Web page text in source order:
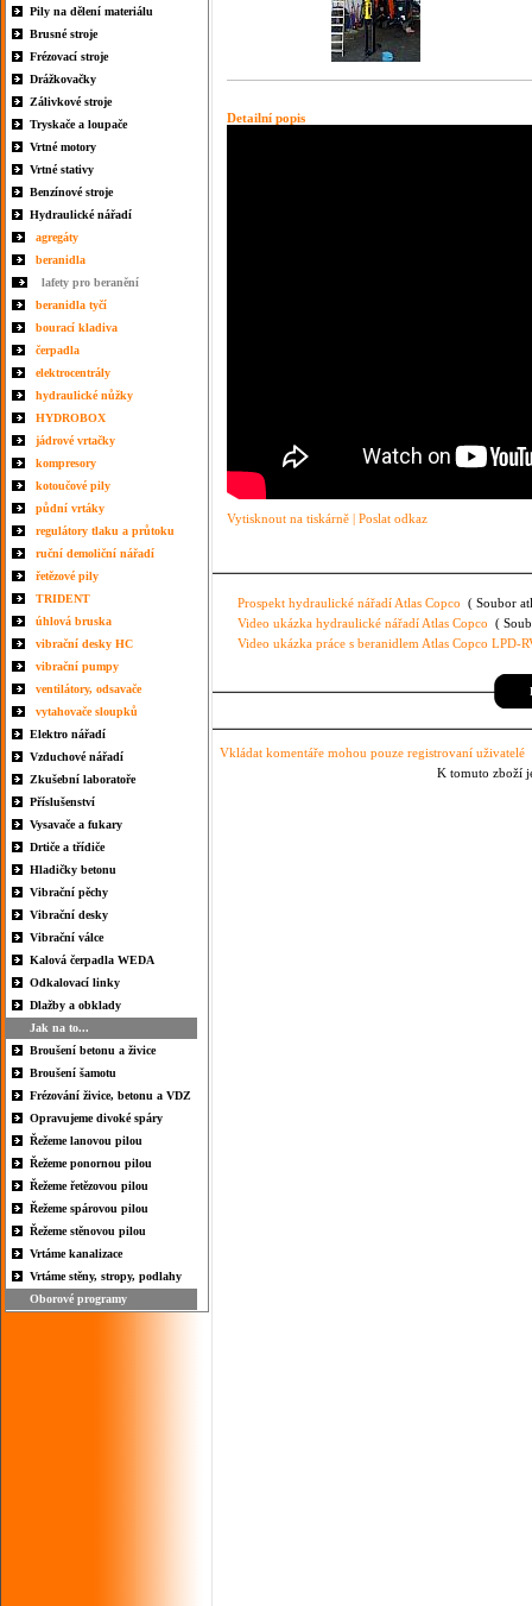
Pily na dělení materiálu
Brusné stroje
Frézovací stroje
Drážkovačky
Zálivkové stroje
Tryskače a loupače
Vrtné motory
Vrtné stativy
Benzínové stroje
Hydraulické nářadí
agregáty
beranidla
lafety pro beranění
beranidla tyčí
bourací kladiva
čerpadla
elektrocentrály
hydraulické nůžky
HYDROBOX
jádrové vrtačky
kompresory
kotoučové pily
půdní vrtáky
regulátory tlaku a průtoku
ruční demoliční nářadí
řetězové pily
TRIDENT
úhlová bruska
vibrační desky HC
vibrační pumpy
ventilátory, odsavače
vytahovače sloupků
Elektro nářadí
Vzduchové nářadí
Zkušební laboratoře
Příslušenství
Vysavače a fukary
Drtiče a třídiče
Hladičky betonu
Vibrační pěchy
Vibrační desky
Vibrační válce
Kalová čerpadla WEDA
Odkalovací linky
Dlažby a obklady
Jak na to...
Broušení betonu a živice
Broušení šamotu
Frézování živice, betonu a VDZ
Opravujeme divoké spáry
Řežeme lanovou pilou
Řežeme ponornou pilou
Řežeme řetězovou pilou
Řežeme spárovou pilou
Řežeme stěnovou pilou
Vrtáme kanalizace
Vrtáme stěny, stropy, podlahy
Oborové programy
Detailní popis
Vytisknout na tiskárně | Poslat odkaz
Prospekt hydraulické nářadí Atlas Copco ( Soubor
Video ukázka hydraulické nářadí Atlas Copco (
Video ukázka práce s beranidlem Atlas Copco LPD-
Vkládat komentáře mohou pouze registrovaní uživatelé
K tomuto zboží